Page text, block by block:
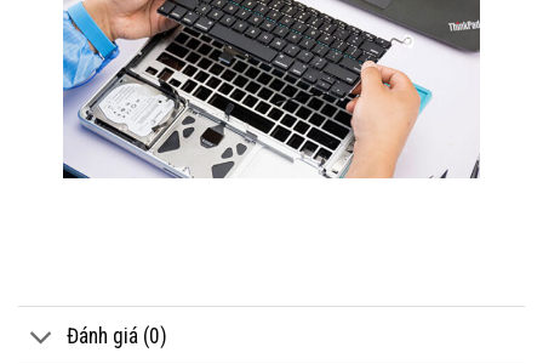
Đánh giá (0)